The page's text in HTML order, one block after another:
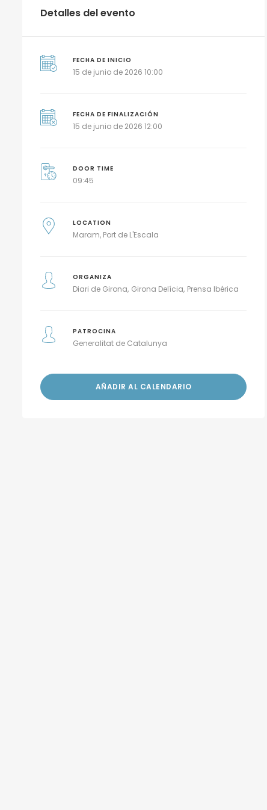
Detalles del evento
FECHA DE INICIO
15 de junio de 2026 10:00
FECHA DE FINALIZACIÓN
15 de junio de 2026 12:00
DOOR TIME
09:45
LOCATION
Maram, Port de L'Escala
ORGANIZA
Diari de Girona Girona Delícia Prensa Ibérica
PATROCINA
Generalitat de Catalunya
AÑADIR AL CALENDARIO